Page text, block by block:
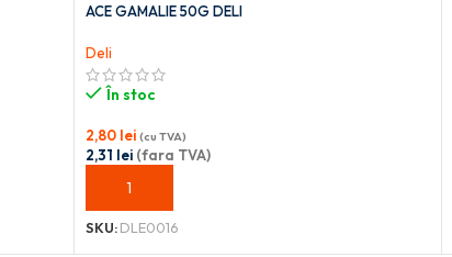
ACE GAMALIE 50G DELI
Deli
În stoc
2,80 lei (cu TVA)
2,31 lei(fara TVA)
ADAUGĂ ÎN COȘ
SKU:DLE0016